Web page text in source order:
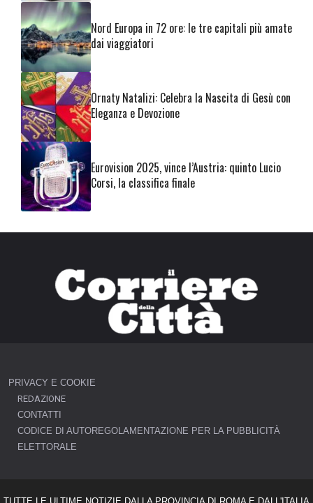
Nord Europa in 72 ore: le tre capitali più amate
dai viaggiatori
Ornaty Natalizi: Celebra la Nascita di Gesù con
Eleganza e Devozione
Eurovision 2025, vince l’Austria: quinto Lucio
Corsi, la classifica finale
PRIVACY E COOKIE
REDAZIONE
CONTATTI
CODICE DI AUTOREGOLAMENTAZIONE PER LA PUBBLICITÀ
ELETTORALE